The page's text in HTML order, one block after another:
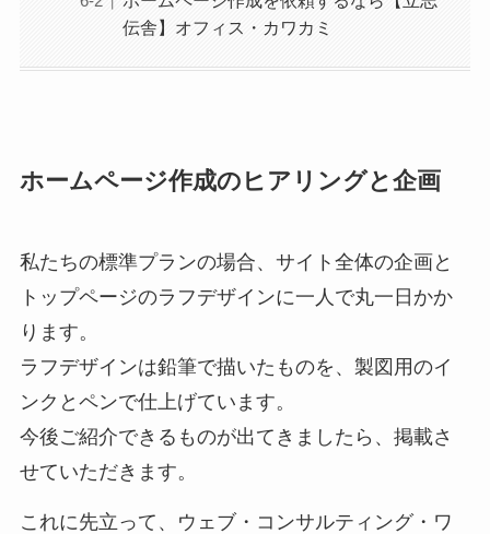
伝舎】オフィス・カワカミ
ホームページ作成のヒアリングと企画
私たちの標準プランの場合、サイト全体の企画と
トップページのラフデザインに一人で丸一日かか
ります。
ラフデザインは鉛筆で描いたものを、製図用のイ
ンクとペンで仕上げています。
今後ご紹介できるものが出てきましたら、掲載さ
せていただきます。
これに先立って、ウェブ・コンサルティング・ワ